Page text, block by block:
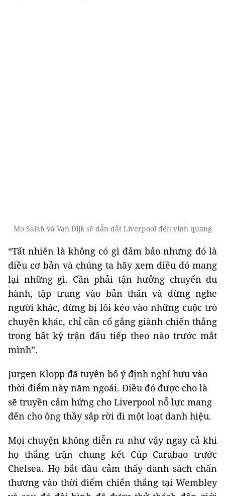
Mo Salah và Van Dijk sẽ dẫn dắt Liverpool đến vinh quang
“Tất nhiên là không có gì đảm bảo nhưng đó là
điều cơ bản và chúng ta hãy xem điều đó mang
lại những gì. Cần phải tận hưởng chuyến du
hành, tập trung vào bản thân và đừng nghe
người khác, đừng bị lôi kéo vào những cuộc trò
chuyện khác, chỉ cần cố gắng giành chiến thắng
trong bất kỳ trận đấu tiếp theo nào trước mắt
mình”.
Jurgen Klopp đã tuyên bố ý định nghỉ hưu vào
thời điểm này năm ngoái. Điều đó được cho là
sẽ truyền cảm hứng cho Liverpool nỗ lực mang
đến cho ông thầy sắp rời đi một loạt danh hiệu.
Mọi chuyện không diễn ra như vậy ngay cả khi
họ thắng trận chung kết Cúp Carabao trước
Chelsea. Họ bắt đầu cảm thấy danh sách chấn
thương vào thời điểm chiến thắng tại Wembley